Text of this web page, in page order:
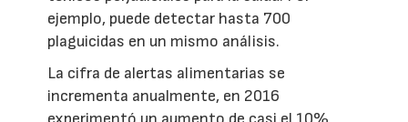
ejemplo, puede detectar hasta 700
plaguicidas en un mismo análisis.
La cifra de alertas alimentarias se
incrementa anualmente, en 2016